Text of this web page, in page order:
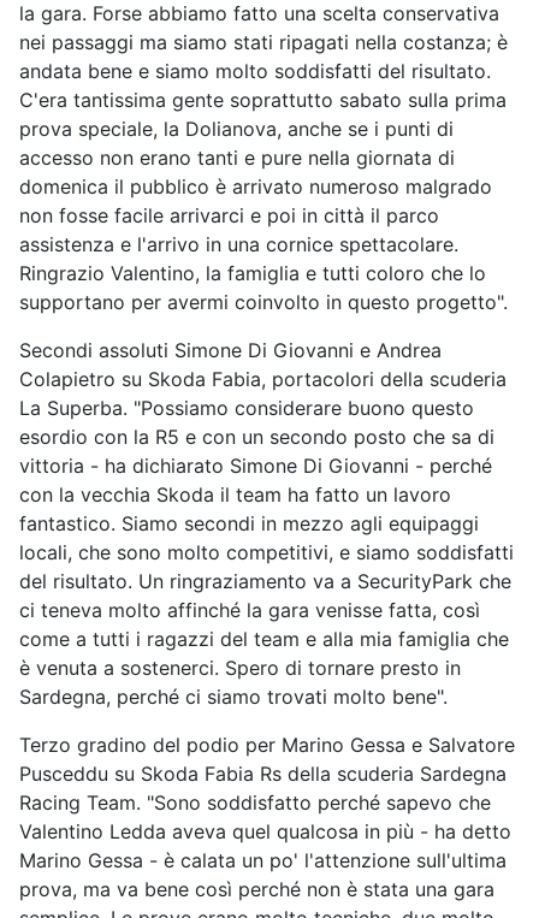
la gara. Forse abbiamo fatto una scelta conservativa
nei passaggi ma siamo stati ripagati nella costanza; è
andata bene e siamo molto soddisfatti del risultato.
C'era tantissima gente soprattutto sabato sulla prima
prova speciale, la Dolianova, anche se i punti di
accesso non erano tanti e pure nella giornata di
domenica il pubblico è arrivato numeroso malgrado
non fosse facile arrivarci e poi in città il parco
assistenza e l'arrivo in una cornice spettacolare.
Ringrazio Valentino, la famiglia e tutti coloro che lo
supportano per avermi coinvolto in questo progetto".
Secondi assoluti Simone Di Giovanni e Andrea
Colapietro su Skoda Fabia, portacolori della scuderia
La Superba. "Possiamo considerare buono questo
esordio con la R5 e con un secondo posto che sa di
vittoria - ha dichiarato Simone Di Giovanni - perché
con la vecchia Skoda il team ha fatto un lavoro
fantastico. Siamo secondi in mezzo agli equipaggi
locali, che sono molto competitivi, e siamo soddisfatti
del risultato. Un ringraziamento va a SecurityPark che
ci teneva molto affinché la gara venisse fatta, così
come a tutti i ragazzi del team e alla mia famiglia che
è venuta a sostenerci. Spero di tornare presto in
Sardegna, perché ci siamo trovati molto bene".
Terzo gradino del podio per Marino Gessa e Salvatore
Pusceddu su Skoda Fabia Rs della scuderia Sardegna
Racing Team. "Sono soddisfatto perché sapevo che
Valentino Ledda aveva quel qualcosa in più - ha detto
Marino Gessa - è calata un po' l'attenzione sull'ultima
prova, ma va bene così perché non è stata una gara